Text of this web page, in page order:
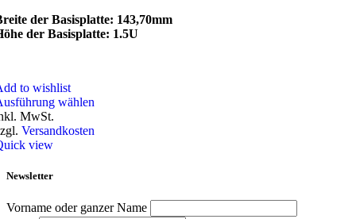
der Basisplatte: 143,70mm
der Basisplatte: 1.5U
to wishlist
wählen
Optionen
können
MwSt.
Versandkosten
view
Newsletter
Vorname oder ganzer Name